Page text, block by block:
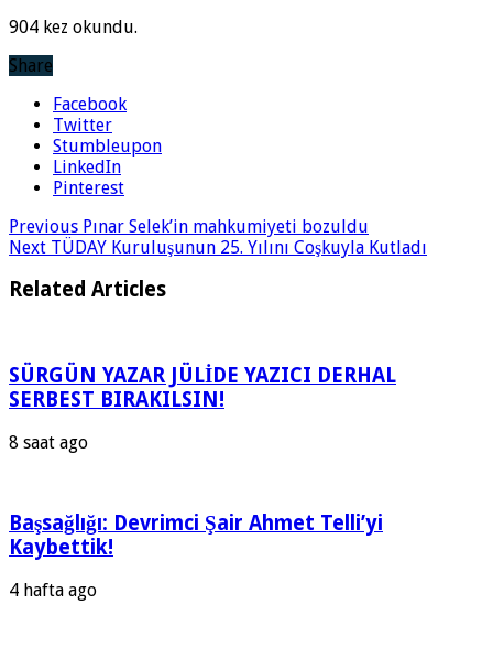
904 kez okundu.
Share
Facebook
Twitter
Stumbleupon
LinkedIn
Pinterest
Previous Pınar Selek’in mahkumiyeti bozuldu
Next TÜDAY Kuruluşunun 25. Yılını Coşkuyla Kutladı
Related Articles
SÜRGÜN YAZAR JÜLİDE YAZICI DERHAL
SERBEST BIRAKILSIN!
8 saat ago
Başsağlığı: Devrimci Şair Ahmet Telli’yi
Kaybettik!
4 hafta ago